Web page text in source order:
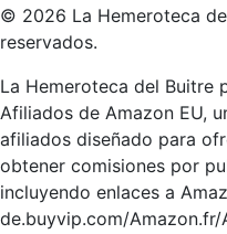
© 2026 La Hemeroteca
reservados.
La Hemeroteca del Buitre
Afiliados de Amazon EU,
afiliados diseñado para
obtener comisiones por
incluyendo enlaces a
de.buyvip.com/